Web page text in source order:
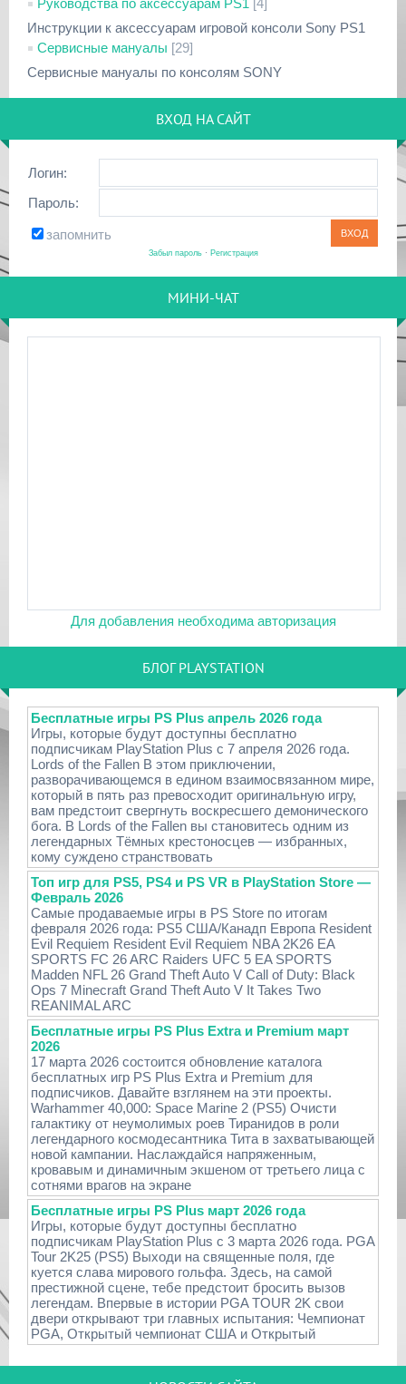
Руководства по аксессуарам PS1 [4]
Инструкции к аксессуарам игровой консоли Sony PS1
Сервисные мануалы [29]
Сервисные мануалы по консолям SONY
ВХОД НА САЙТ
Логин:
Пароль:
запомнить
Забыл пароль· Регистрация
МИНИ-ЧАТ
Для добавления необходима авторизация
БЛОГ PLAYSTATION
Бесплатные игры PS Plus апрель 2026 года
Игры, которые будут доступны бесплатно
подписчикам PlayStation Plus с 7 апреля 2026 года.
Lords of the Fallen В этом приключении,
разворачивающемся в едином взаимосвязанном мире,
который в пять раз превосходит оригинальную игру,
вам предстоит свергнуть воскресшего демонического
бога. В Lords of the Fallen вы становитесь одним из
легендарных Тёмных крестоносцев — избранных,
кому суждено странствовать
Топ игр для PS5, PS4 и PS VR в PlayStation Store —
Февраль 2026
Самые продаваемые игры в PS Store по итогам
февраля 2026 года: PS5 США/Канадп Европа Resident
Evil Requiem Resident Evil Requiem NBA 2K26 EA
SPORTS FC 26 ARC Raiders UFC 5 EA SPORTS
Madden NFL 26 Grand Theft Auto V Call of Duty: Black
Ops 7 Minecraft Grand Theft Auto V It Takes Two
REANIMAL ARC
Бесплатные игры PS Plus Extra и Premium март
2026
17 марта 2026 состоится обновление каталога
бесплатных игр PS Plus Extra и Premium для
подписчиков. Давайте взглянем на эти проекты.
Warhammer 40,000: Space Marine 2 (PS5) Очисти
галактику от неумолимых роев Тиранидов в роли
легендарного космодесантника Тита в захватывающей
новой кампании. Наслаждайся напряженным,
кровавым и динамичным экшеном от третьего лица с
сотнями врагов на экране
Бесплатные игры PS Plus март 2026 года
Игры, которые будут доступны бесплатно
подписчикам PlayStation Plus с 3 марта 2026 года. PGA
Tour 2K25 (PS5) Выходи на священные поля, где
куется слава мирового гольфа. Здесь, на самой
престижной сцене, тебе предстоит бросить вызов
легендам. Впервые в истории PGA TOUR 2K свои
двери открывают три главных испытания: Чемпионат
PGA, Открытый чемпионат США и Открытый